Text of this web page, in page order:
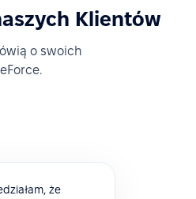
Klientów
o swoich
że